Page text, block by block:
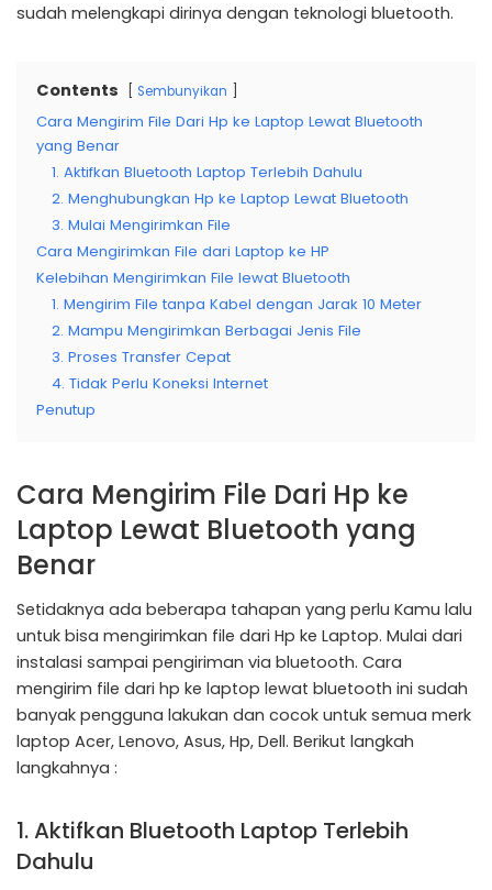
sudah melengkapi dirinya dengan teknologi bluetooth.
Contents Sembunyikan
Cara Mengirim File Dari Hp ke Laptop Lewat Bluetooth
yang Benar
1. Aktifkan Bluetooth Laptop Terlebih Dahulu
2. Menghubungkan Hp ke Laptop Lewat Bluetooth
3. Mulai Mengirimkan File
Cara Mengirimkan File dari Laptop ke HP
Kelebihan Mengirimkan File lewat Bluetooth
1. Mengirim File tanpa Kabel dengan Jarak 10 Meter
2. Mampu Mengirimkan Berbagai Jenis File
3. Proses Transfer Cepat
4. Tidak Perlu Koneksi Internet
Penutup
Cara Mengirim File Dari Hp ke
Laptop Lewat Bluetooth yang
Benar
Setidaknya ada beberapa tahapan yang perlu Kamu lalu
untuk bisa mengirimkan file dari Hp ke Laptop. Mulai dari
instalasi sampai pengiriman via bluetooth. Cara
mengirim file dari hp ke laptop lewat bluetooth ini sudah
banyak pengguna lakukan dan cocok untuk semua merk
laptop Acer, Lenovo, Asus, Hp, Dell. Berikut langkah
langkahnya :
1. Aktifkan Bluetooth Laptop Terlebih
Dahulu